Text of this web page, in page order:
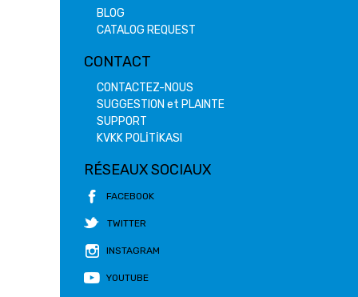
BLOG
CATALOG REQUEST
CONTACT
CONTACTEZ-NOUS
SUGGESTION et PLAINTE
SUPPORT
KVKK POLİTİKASI
RÉSEAUX SOCIAUX
FACEBOOK
TWITTER
INSTAGRAM
YOUTUBE